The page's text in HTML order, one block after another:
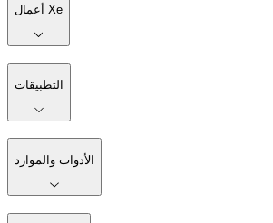
أعمال Xe
التطبيقات
الأدوات والموارد